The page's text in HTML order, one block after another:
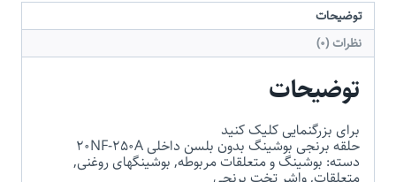
توضیحات
نظرات (0)
توضیحات
برای بزرگنمایی کلیک کنید
حلقه برنجی بوشینگ بدون بلسن داخلی 20NF-250A
دسته: بوشینگ و متعلقات مربوطه, بوشینگهای روغنی,